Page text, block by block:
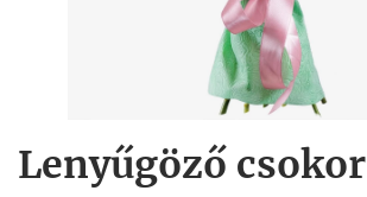
Lenyűgöző csokor